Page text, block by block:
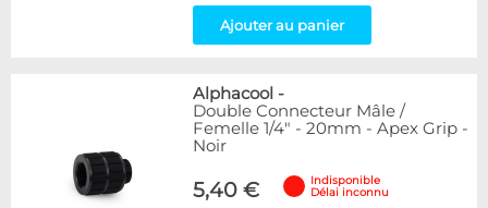
Ajouter au panier
Alphacool -
Double Connecteur Mâle /
Femelle 1/4" - 20mm - Apex Grip -
Noir
5,40 €
Indisponible
Délai inconnu